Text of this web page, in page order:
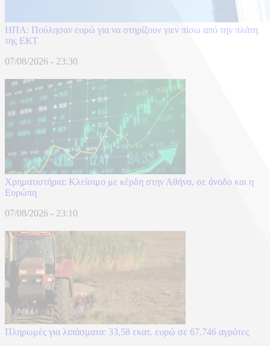
ΗΠΑ: Πούλησαν ευρώ για να στηρίξουν γιεν πίσω από την πλάτη
της ΕΚΤ
07/08/2026 - 23:30
Χρηματιστήρια: Κλείσιμο με κέρδη στην Αθήνα, σε άνοδο και η
Ευρώπη
07/08/2026 - 23:10
Πληρωμές για λιπάσματα: 33,58 εκατ. ευρώ σε 67.746 αγρότες